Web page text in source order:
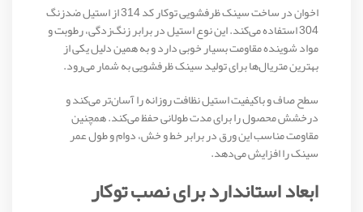
اخوان در ساخت سینک ظرفشویی توکار کد 314 از استیل ضدزنگ
304 استفاده می‌کند. این نوع استیل در برابر زنگ‌زدگی، رطوبت و
مواد شوینده مقاومت بسیار خوبی دارد و به همین دلیل یکی از
بهترین متریال‌ها برای تولید سینک ظرفشویی به شمار می‌رود.
سطح صاف و باکیفیت استیل نظافت روزانه را آسان‌تر می‌کند و
درخشش محصول را برای مدت طولانی حفظ می‌کند. همچنین
مقاومت مناسب این ورق در برابر خط و خش، دوام و طول عمر
سینک را افزایش می‌دهد.
ابعاد استاندارد برای نصب توکار